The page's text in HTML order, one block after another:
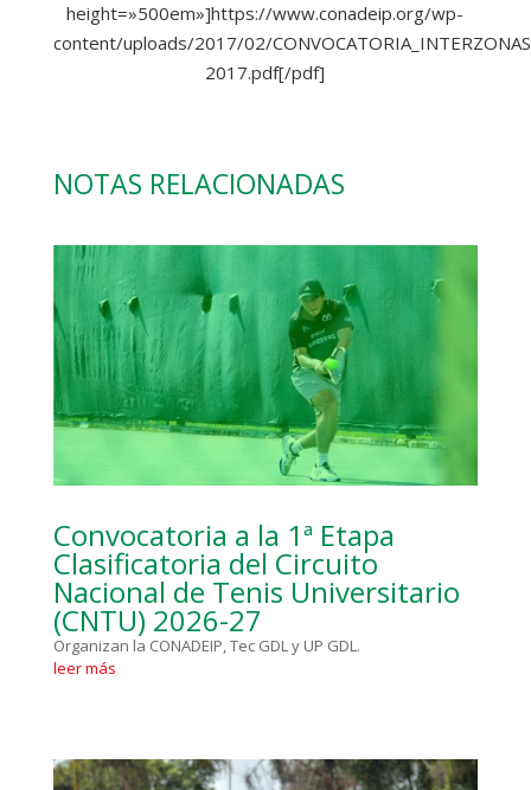
height=»500em»]https://www.conadeip.org/wp-
content/uploads/2017/02/
2017.pdf[/pdf]
NOTAS RELACIONADAS
Convocatoria a la 1ª Etapa
Clasificatoria del Circuito
Nacional de Tenis Universitario
(CNTU) 2026-27
Organizan la CONADEIP, Tec GDL y UP GDL.
leer más